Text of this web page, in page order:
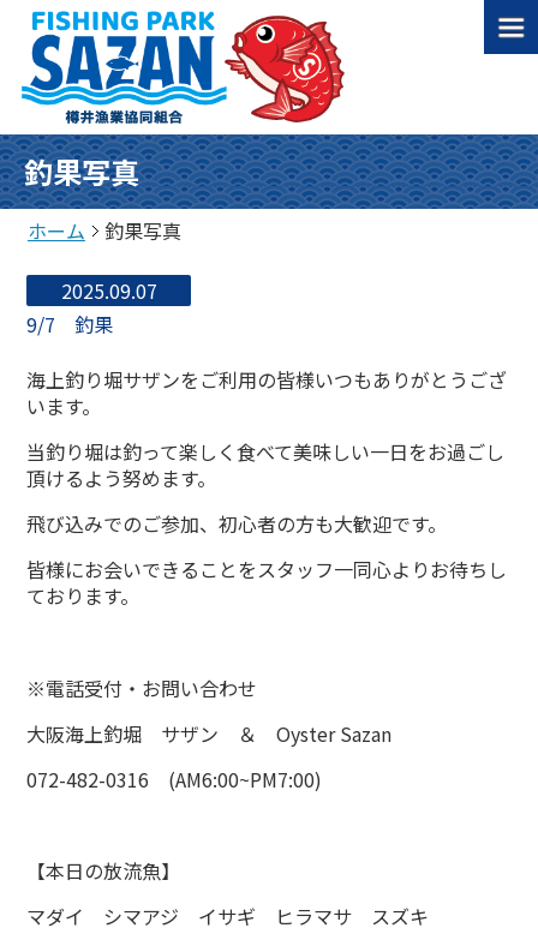
釣果写真
ホーム 釣果写真
2025.09.07
9/7 釣果
海上釣り堀サザンをご利用の皆様いつもありがとうござ
います。
当釣り堀は釣って楽しく食べて美味しい一日をお過ごし
頂けるよう努めます。
飛び込みでのご参加、初心者の方も大歓迎です。
皆様にお会いできることをスタッフ一同心よりお待ちし
ております。
※電話受付・お問い合わせ
大阪海上釣堀 サザン ＆ Oyster Sazan
072-482-0316 (AM6:00~PM7:00)
【本日の放流魚】
マダイ シマアジ イサギ ヒラマサ スズキ